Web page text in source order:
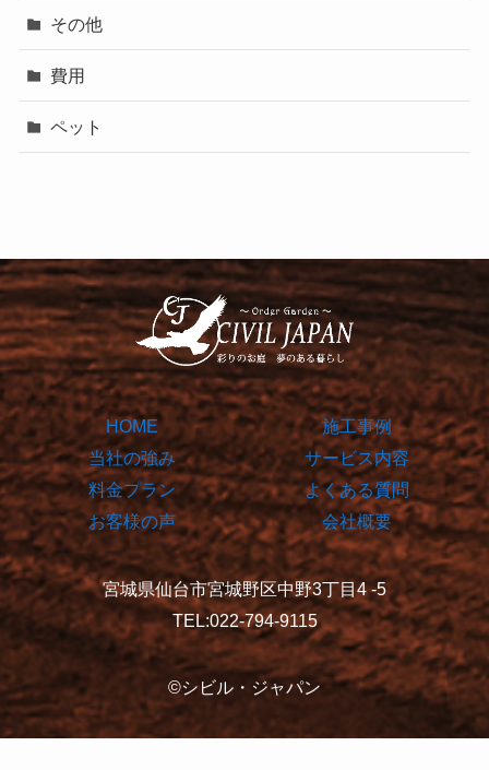
その他
費用
ペット
HOME
施工事例
当社の強み
サービス内容
料金プラン
よくある質問
お客様の声
会社概要
宮城県仙台市宮城野区中野3丁目4 -5
TEL:022-794-9115
©シビル・ジャパン